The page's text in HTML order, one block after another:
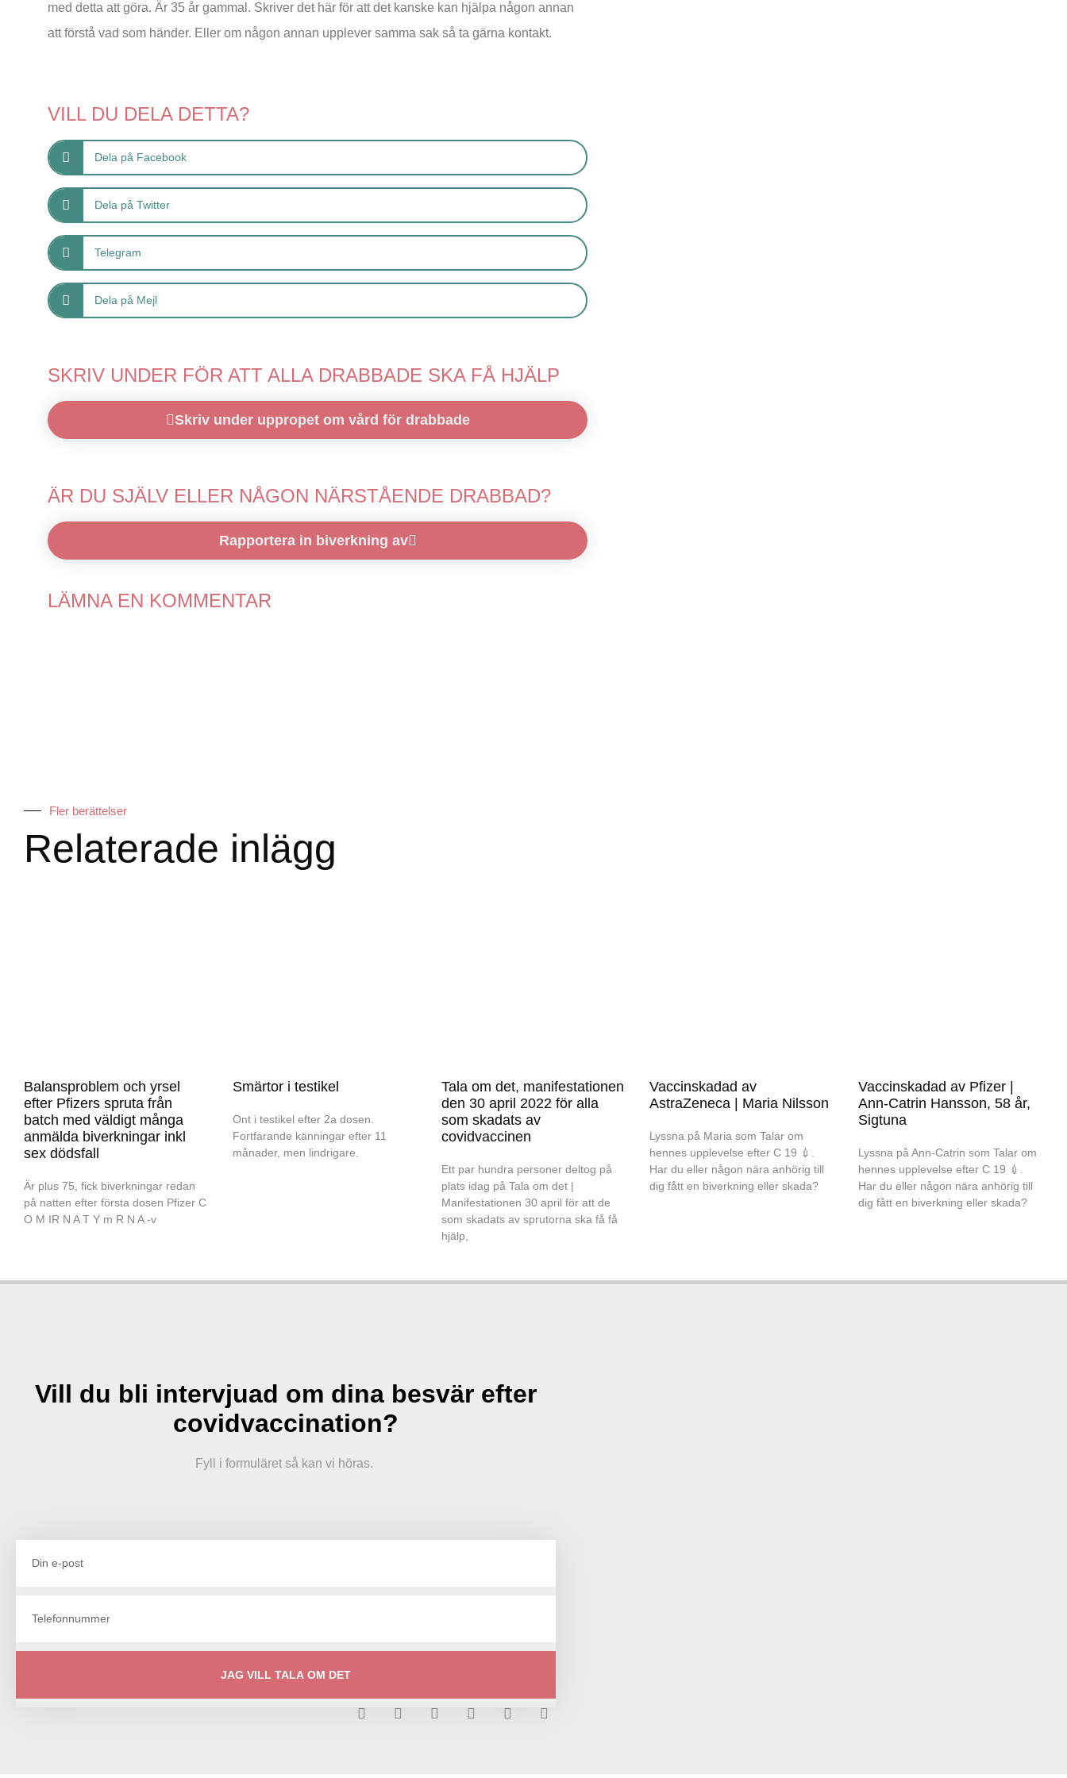
med detta att göra. Är 35 år gammal. Skriver det här för att det kanske kan hjälpa någon annan
att förstå vad som händer. Eller om någon annan upplever samma sak så ta gärna kontakt.
VILL DU DELA DETTA?
Dela på Facebook
Dela på Twitter
Telegram
Dela på Mejl
SKRIV UNDER FÖR ATT ALLA DRABBADE SKA FÅ HJÄLP
Skriv under uppropet om vård för drabbade
ÄR DU SJÄLV ELLER NÅGON NÄRSTÅENDE DRABBAD?
Rapportera in biverkning av
LÄMNA EN KOMMENTAR
Fler berättelser
Relaterade inlägg
Balansproblem och yrsel
efter Pfizers spruta från
batch med väldigt många
anmälda biverkningar inkl
sex dödsfall
Är plus 75, fick biverkningar redan
på natten efter första dosen Pfizer C
O M IR N A T Y m R N A -v
Smärtor i testikel
Ont i testikel efter 2a dosen.
Fortfarande känningar efter 11
månader, men lindrigare.
Tala om det, manifestationen
den 30 april 2022 för alla
som skadats av
covidvaccinen
Ett par hundra personer deltog på
plats idag på Tala om det |
Manifestationen 30 april för att de
som skadats av sprutorna ska få få
hjälp,
Vaccinskadad av
AstraZeneca | Maria Nilsson
Lyssna på Maria som Talar om
hennes upplevelse efter C 19 💉.
Har du eller någon nära anhörig till
dig fått en biverkning eller skada?
Vaccinskadad av Pfizer |
Ann-Catrin Hansson, 58 år,
Sigtuna
Lyssna på Ann-Catrin som Talar om
hennes upplevelse efter C 19 💉.
Har du eller någon nära anhörig till
dig fått en biverkning eller skada?
Vill du bli intervjuad om dina besvär efter
covidvaccination?
Fyll i formuläret så kan vi höras.
JAG VILL TALA OM DET